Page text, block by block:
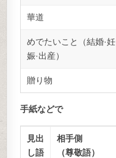
華道
めでたいこと（結婚·妊
娠·出産）
贈り物
手紙などで
見出
し語
相手側
（尊敬語）